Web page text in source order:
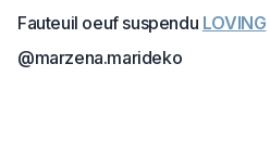
Fauteuil oeuf suspendu LOVING
@marzena.marideko